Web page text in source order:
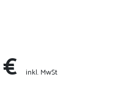
inkl. MwSt